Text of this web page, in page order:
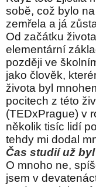
sobě, což bylo
zemřela a já
Od začátku
elementární
později ve
jako člověk,
života byl
pocitech z této
(TEDxPrague) v
několik tisíc lidí
tehdy mi dodal
Čas studií už
O mnoho ne,
jsem v